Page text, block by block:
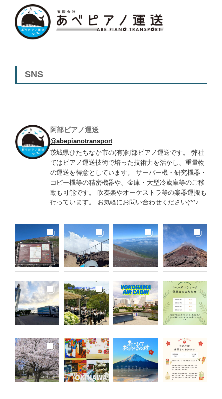
SNS
阿部ピアノ運送
@abepianotransport
茨城県ひたちなか市の(有)阿部ピアノ運送です。 弊社
ではピアノ運送技術で培った技術力を活かし、重量物
の運送を得意としています。 サーバー機・研究機器・
コピー機等の精密機器や、金庫・大型冷蔵庫等のご移
動も可能です。 吹奏楽やオーケストラ等の楽器運搬も
行っています。 お気軽にお問い合わせください(^^♪